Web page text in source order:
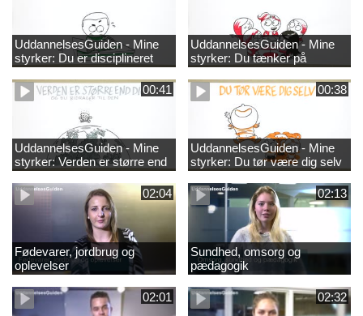
UddannelsesGuiden - Mine
styrker: Du er disciplineret
UddannelsesGuiden - Mine
styrker: Du tænker på
fællesskabet
00:41
UddannelsesGuiden - Mine
styrker: Verden er større end
dig og du bidrager til den
00:38
UddannelsesGuiden - Mine
styrker: Du tør være dig selv
02:04
Fødevarer, jordbrug og
oplevelser
02:13
Sundhed, omsorg og
pædagogik
02:01 02:32